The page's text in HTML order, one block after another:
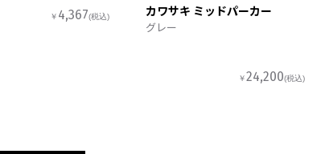
￥ 4,367(税込) カワサキ ミッドパーカー
グレー
￥24,200(税込)